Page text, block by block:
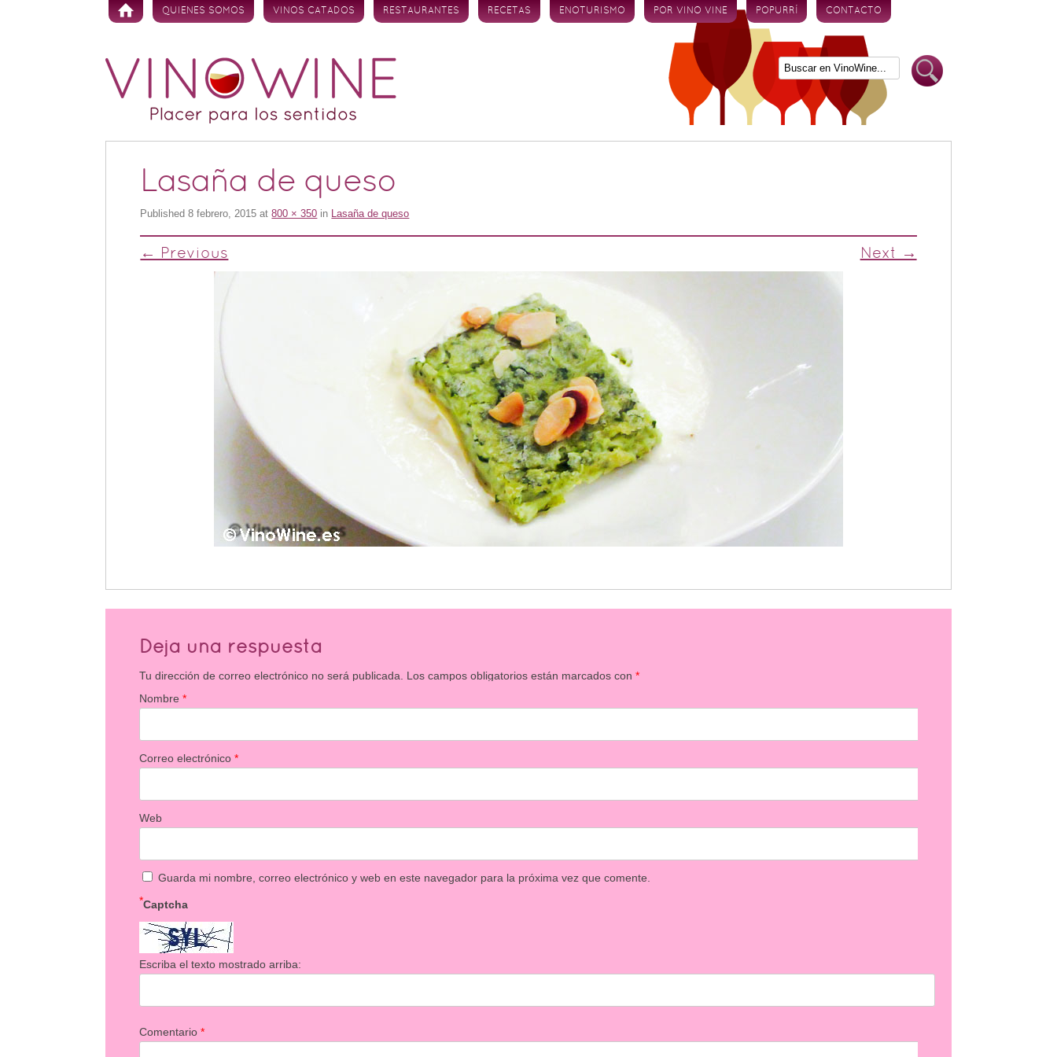
Skip to content
QUIENES SOMOS VINOS CATADOS RESTAURANTES RECETAS ENOTURISMO POR VINO VINE POPURRÍ CONTACTO
Lasaña de queso
Published8 febrero, 2015 at800 × 350 in Lasaña de queso
← Previous Next →
Deja una respuesta
Tu dirección de correo electrónico no será publicada. Los campos obligatorios están marcados con*
Nombre*
Correo electrónico*
Web
Guarda mi nombre, correo electrónico y web en este navegador para la próxima vez que comente.
Captcha
*
Escriba el texto mostrado arriba:
Comentario*